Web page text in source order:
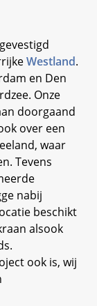
Westland.
en Den
Onze
doorgaand
over een
waar
Tevens
nabij
beschikt
alsook
ook is, wij